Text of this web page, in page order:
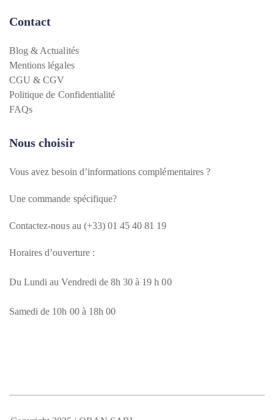
Contact
Blog & Actualités
Mentions légales
CGU & CGV
Politique de Confidentialité
FAQs
Nous choisir
Vous avez besoin d’informations complémentaires ?
Une commande spécifique?
Contactez-nous au (+33) 01 45 40 81 19
Horaires d’ouverture :
Du Lundi au Vendredi de 8h 30 à 19 h 00
Samedi de 10h 00 à 18h 00